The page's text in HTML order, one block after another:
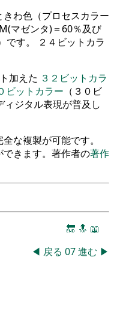
わ色（プロセスカラー
マゼンタ)＝60％及び
です。 ２４ビットカラ
加えた ３２ビットカラ
ビットカラー （３０ビ
ィジタル表現が普及し
な複製が可能です。
きます。著作者の著作
🔚 🔝 📖
◀ 戻る 07進む ▶